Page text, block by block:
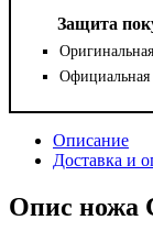
Защита
Официальная
Описание
Доставка и
Опис ножа